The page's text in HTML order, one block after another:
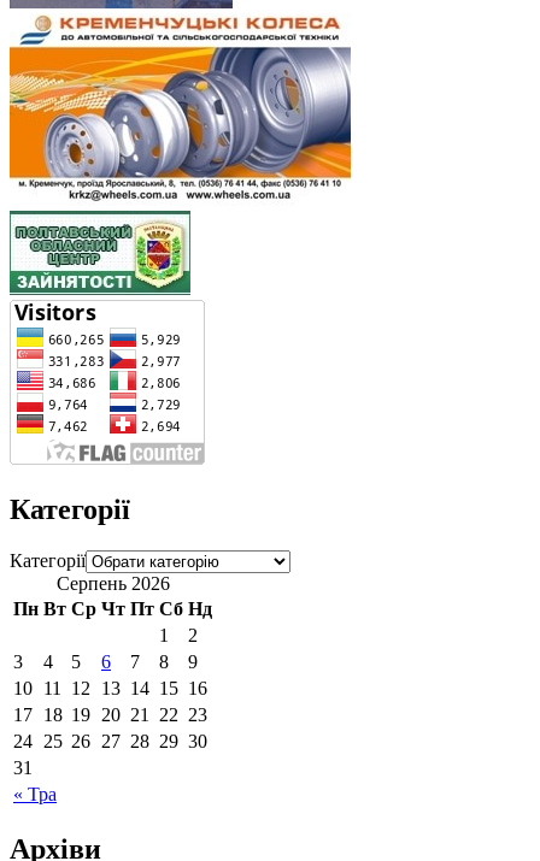
Категорії
Категорії
Серпень 2026
Пн Вт Ср Чт Пт Сб Нд
« Тра
1
2
3
4 5 6 7 8
9
10 11 12 13 14 15 16
17 18 19 20 21 22 23
24 25 26 27 28 29 30
31
Архіви